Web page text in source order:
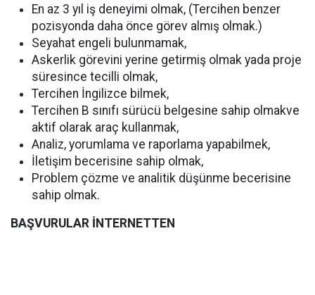
En az 3 yıl iş deneyimi olmak, (Tercihen benzer
pozisyonda daha önce görev almış olmak.)
Seyahat engeli bulunmamak,
Askerlik görevini yerine getirmiş olmak yada proje
süresince tecilli olmak,
Tercihen İngilizce bilmek,
Tercihen B sınıfı sürücü belgesine sahip olmakve
aktif olarak araç kullanmak,
Analiz, yorumlama ve raporlama yapabilmek,
İletişim becerisine sahip olmak,
Problem çözme ve analitik düşünme becerisine
sahip olmak.
BAŞVURULAR İNTERNETTEN